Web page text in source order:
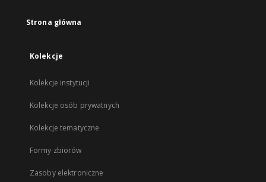
Strona główna
Kolekcje
Kolekcje instytucji
Kolekcje osób prywatnych
Kolekcje tematyczne
Formy zbiorów
Zasoby elektroniczne